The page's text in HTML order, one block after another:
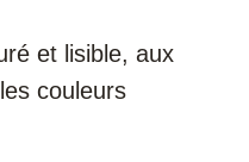
et lisible, aux
couleurs